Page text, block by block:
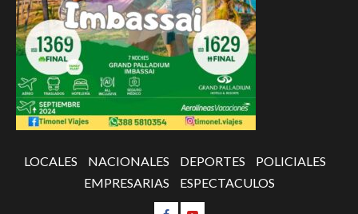
LOCALES NACIONALES DEPORTES
POLICIALES
EMPRESARIAS
ESPECTACULOS